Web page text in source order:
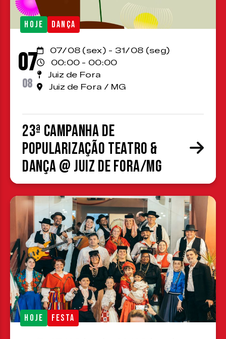
HOJE DANÇA
07
08
07/08 (sex) - 31/08 (seg)
00:00 - 00:00
Juiz de Fora
Juiz de Fora / MG
23ª Campanha de
Popularização Teatro &
Dança @ Juiz de Fora/MG
HOJE FESTA